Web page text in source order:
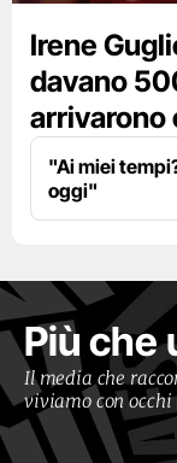
Irene
davano
arrivarono
"Ai miei
oggi"
Più che
Il media che
viviamo con occhi